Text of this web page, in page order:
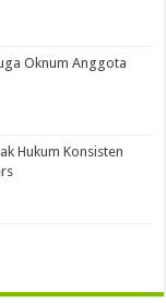
Oknum Anggota
Hukum Konsisten